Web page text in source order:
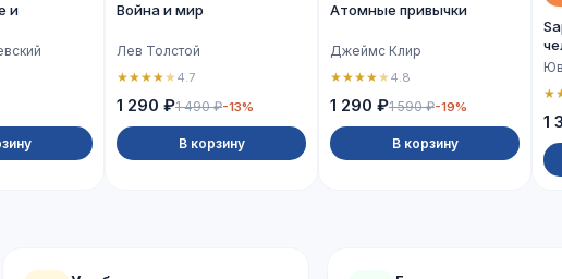
и
Война и мир
Лев Толстой
★★★★★4.7
1 290 ₽1 490 ₽-13%
В корзину
Атомные привычки
Джеймс Клир
★★★★★4.8
1 290 ₽1 590 ₽-19%
В корзину
★
1